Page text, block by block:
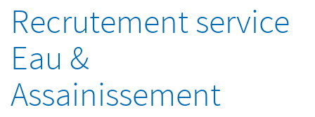
Recrutement service
Eau &
Assainissement